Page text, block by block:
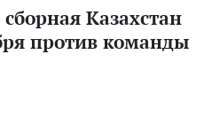
Казахстан
против команды